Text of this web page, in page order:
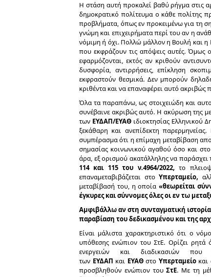
Η στάση αυτή προκαλεί βαθύ ρήγμα στις
δημοκρατικό πολίτευμα ο κάθε πολίτης
προβλήματα, όπως εν προκειμένω για τη
γνώμη και επιχειρήματα περί του αν η
νόμιμη ή όχι. Πολλώ μάλλον η Βουλή και η
που εκφράζουν τις απόψεις αυτές. Όμως
εφαρμόζονται, εκτός αν κριθούν
δυσφορία, αντιρρήσεις, επίκληση
εκφραστούν θεσμικά. Δεν μπορούν
κριθέντα και να επαναφέρει αυτό ακριβώς
Όλα τα παραπάνω, ως στοιχειώδη και
συνέβαινε ακριβώς αυτό. Η ακύρωση της
των ΕΥΔΑΠ/ΕΥΑΘ ιδιοκτησίας Ελληνικού
ξεκάθαρη και ανεπίδεκτη
συμπέρασμα ότι η επίμαχη μεταβίβαση
σημασίας κοινωνικού αγαθού όσο και
άρα, εξ ορισμού ακατάλληλης να
114 και 115 του ν.4964/2022, το
επαναμεταβιβάζεται στοΥπερταμείο,
μεταβίβασή του, η οποία«θεωρείται
έγκυρες και σύννομες όλες οι εν τω
Αμφιβάλλω αν στη συνταγματική
παραβίαση του δεδικασμένου και της
Είναι μάλιστα χαρακτηριστικό ότι ο
υπόθεσης ενώπιον του ΣτΕ. Ορίζει
ενεργειών και διαδικασιών
των ΕΥΔΑΠ και ΕΥΑΘστο Υπερταμείοκαι
προσβληθούν ενώπιον τουΣτΕ. Με τη